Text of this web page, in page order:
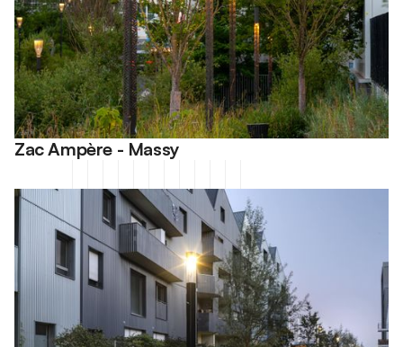
Zac Ampère - Massy